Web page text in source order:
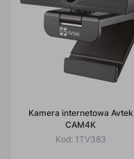
Kamera internetowa Avtek
CAM4K
Kod: 1TV383